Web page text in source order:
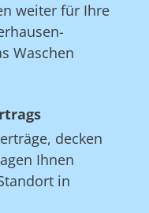
weiter für Ihre
Waschen
decken
Ihnen
in